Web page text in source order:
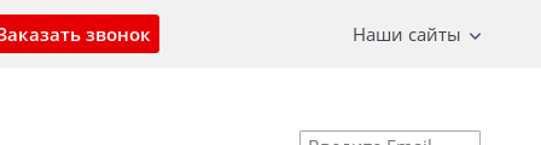
звонок Наши сайты